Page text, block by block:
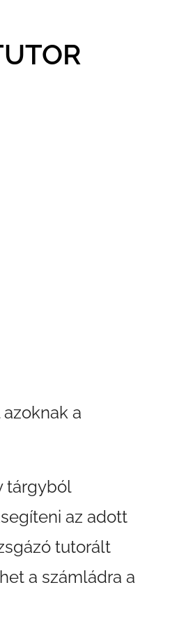
a
tárgyból
az adott
tutorált
a számládra a